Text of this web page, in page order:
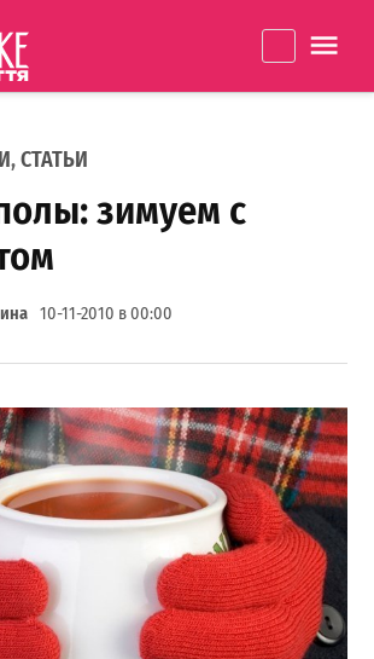
життя
В
,СТАТЬИ
зимуем с
10-11-2010 в 00:00